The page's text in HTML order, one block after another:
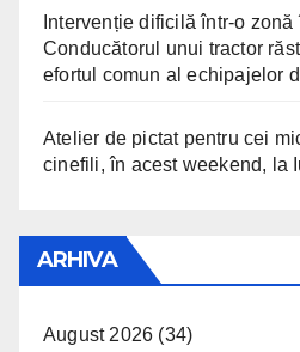
Intervenție dificilă într-o zonă
Conducătorul unui tractor
efortul comun al echipajelor
Atelier de pictat pentru cei
cinefili, în acest weekend, la
ARHIVA
August 2026 (34)